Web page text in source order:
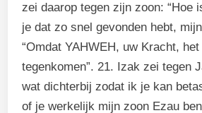
zei daarop tegen zijn zoon: “Hoe
je dat zo snel gevonden hebt,
“Omdat YAHWEH, uw Kracht,
tegenkomen”. 21. Izak zei tegen
wat dichterbij zodat ik je kan
of je werkelijk mijn zoon Ezau